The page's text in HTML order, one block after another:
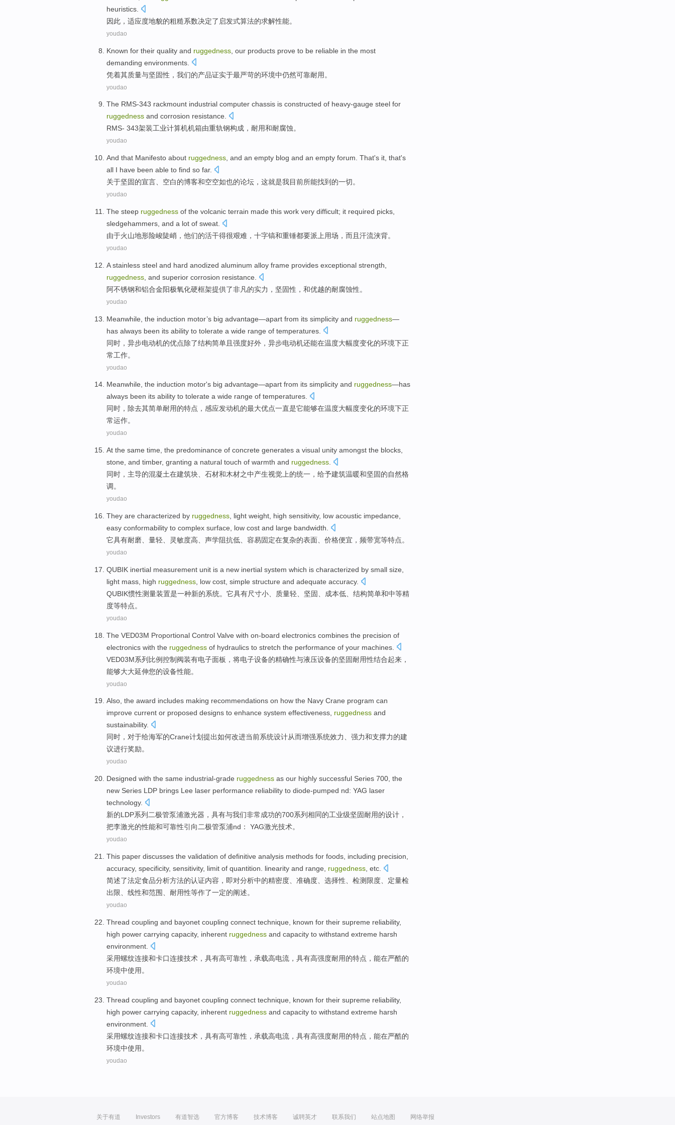
heuristics
因此 ， 适应度地貌的粗糙系数决定了 启发式算法的求解性能。
youdao
Known for their quality and ruggedness our products prove to be reliable in the most
demanding environments
凭着其质量与坚固性， 我们的产品证实于最严苛的环境中仍然可靠耐用。
youdao
The RMS-343 rackmount industrial computer chassis is constructed of heavy-gauge steel for
ruggedness and corrosion resistance.
RMS- 343架装工业计算机机箱由重轨钢构成 ， 耐用和耐腐蚀。
youdao
And that Manifesto about ruggedness , and an empty blog and an empty forum . That's it, that's
all I have been able to find so far.
关于坚固的宣言 空白的博客和空空如也的论坛 ，这就是我目前所能找到 的一切。
youdao
The steep ruggedness of the volcanic terrain made this work very difficult; it required picks
sledgehammers , and a lot of sweat.
由于火山地形险峻陡峭，他们的活干得很艰难， 十字镐和重锤都要派上用场，而且汗流浃背。
youdao
A stainless steel and hard anodized aluminum alloy frame provides exceptional strength
ruggedness and superior corrosion resistance.
阿不锈钢和铝合金阳极氧化硬框架提供了非凡的实力 ， 坚固性 ，和优越的耐腐蚀性。
youdao
Meanwhile , the induction motor’s big advantage—apart from its simplicity and ruggedness—
has always been its ability to tolerate a wide range of temperatures
同时 ， 异步电动机的优点除了结构简单且强度好外，异步电动机还能在温度大幅度变化的环境下正
常工作。
youdao
Meanwhile, the induction motor's big advantage—apart from its simplicity and ruggedness—has
always been its ability to tolerate a wide range of temperatures.
同时 ， 除去其简单耐用的特点， 感应发动机的最大优点一直是它能够在温度大幅度变化的环境下正
常运作。
youdao
At the same time , the predominance of concrete generates a visual unity amongst the blocks
stone and timber, granting a natural touch of warmth and ruggedness
同时 ， 主导的混凝土在建筑块 石材和木材之中产生视觉上的统一 ， 给予建筑温暖和坚固的自然格
调 。
youdao
They are characterized by ruggedness light weight high sensitivity, low acoustic impedance
easy conformability to complex surface low cost and large bandwidth
它具有耐磨、量轻 、灵敏度高 声学阻抗低 容易固定在复杂的表面 、价格便宜，频带宽等特点。
youdao
QUBIK inertial measurement unit is a new inertial system which is characterized by small size
light mass , high ruggedness low cost simple structure and adequate accuracy.
QUBIK惯性测量装置是一种新的系统。 它具有尺寸小 质量轻 坚固 成本低 结构简单和中等精
度等特点。
youdao
The VED03M Proportional Control Valve with on-board electronics combines the precision of
electronics with the ruggedness of hydraulics to stretch the performance of your machines
VED03M系列比例控制阀装有电子面板， 将电子设备的精确性与液压设备的坚固耐用性结合起来，
能够大大延伸您的设备性能。
youdao
Also, the award includes making recommendations on how the Navy Crane program can
improve current or proposed designs to enhance system effectiveness, ruggedness and
sustainability.
同时 ，对于给海军的Crane计划提出如何改进当前系统设计从而增强系统效力、 强力和支撑力的建
议进行奖励。
youdao
Designed with the same industrial-grade ruggedness as our highly successful Series 700, the
new Series LDP brings Lee laser performance reliability to diode-pumped nd: YAG laser
technology.
新的LDP系列 二极管泵浦激光器 ， 具有与我们非常成功的700系列相同的工业级坚固耐用的设计 ，
把李激光的性能和可靠性引向二极管泵浦nd ： YAG激光技术。
youdao
This paper discusses the validation of definitive analysis methods for foods , including precision
accuracy, specificity, sensitivity, limit of quantition. linearity and range ruggedness etc
简述了法定食品分析方法的认证内容，即对分析中的精密度 准确度 选择性 、检测 限度 、定量检
出限、 线性和范围 耐用性等作了一定的阐述。
youdao
Thread coupling and bayonet coupling connect technique , known for their supreme reliability,
high power carrying capacity, inherent ruggedness and capacity to withstand extreme harsh
environment
采用螺纹连接和卡口连接技术 ，具有高可靠性 ， 承载高电流，具有高强度耐用的特点， 能在严酷的
环境中使用。
youdao
Thread coupling and bayonet coupling connect technique , known for their supreme reliability,
high power carrying capacity, inherent ruggedness and capacity to withstand extreme harsh
environment
采用螺纹连接和卡口连接技术 ，具有高可靠性 ， 承载高电流，具有高强度耐用的特点， 能在严酷的
环境中使用。
youdao
关于有道 Investors 有道智选 官方博客 技术博客 诚聘英才 联系我们 站点地图 网络举报